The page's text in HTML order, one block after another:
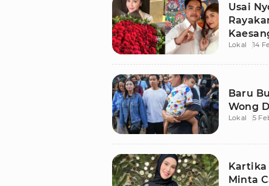
Usai
Lokal 14
Baru
Wong
Lokal 5
Kartika
Minta